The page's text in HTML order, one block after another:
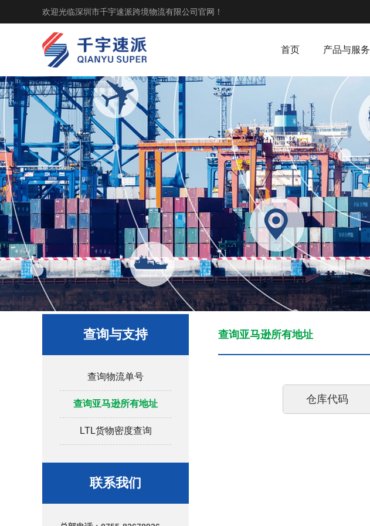
欢迎光临深圳市千宇速派跨境物流有限公司官网！
首页 产品与服务
查询与支持
查询物流单号
查询亚马逊所有地址
LTL货物密度查询
联系我们
查询亚马逊所有地址
仓库代码